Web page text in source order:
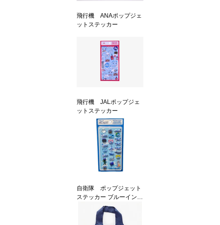
飛行機 ANAポップジェ
ットステッカー
飛行機 JALポップジェ
ットステッカー
自衛隊 ポップジェット
ステッカー ブルーインパ